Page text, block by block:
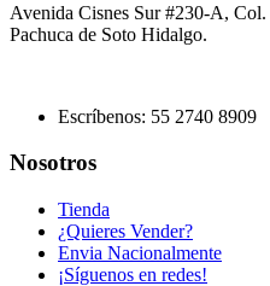
Avenida Cisnes Sur #230-A,
Pachuca de Soto Hidalgo.
Escríbenos: 55 2740 8909
Nosotros
Tienda
¿Quieres Vender?
Envia Nacionalmente
¡Síguenos en redes!